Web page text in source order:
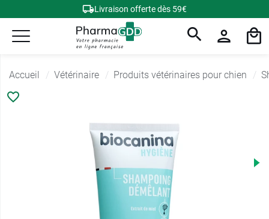
Livraison offerte dès 59€
Accueil Vétérinaire Produits vétérinaires pour chien